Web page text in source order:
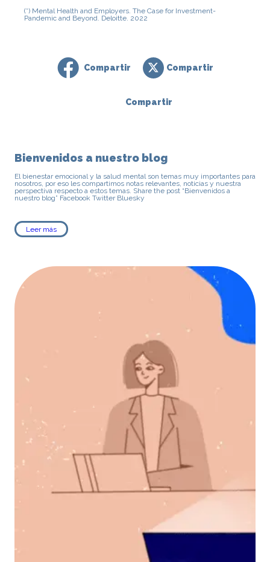
(*) Mental Health and Employers. The Case for Investment-
Pandemic and Beyond. Deloitte. 2022
Bienvenidos a nuestro blog
El bienestar emocional y la salud mental son temas muy importantes para
nosotros, por eso les compartimos notas relevantes, noticias y nuestra
perspectiva respecto a estos temas. Share the post “Bienvenidos a
nuestro blog” Facebook Twitter Bluesky
Leer más